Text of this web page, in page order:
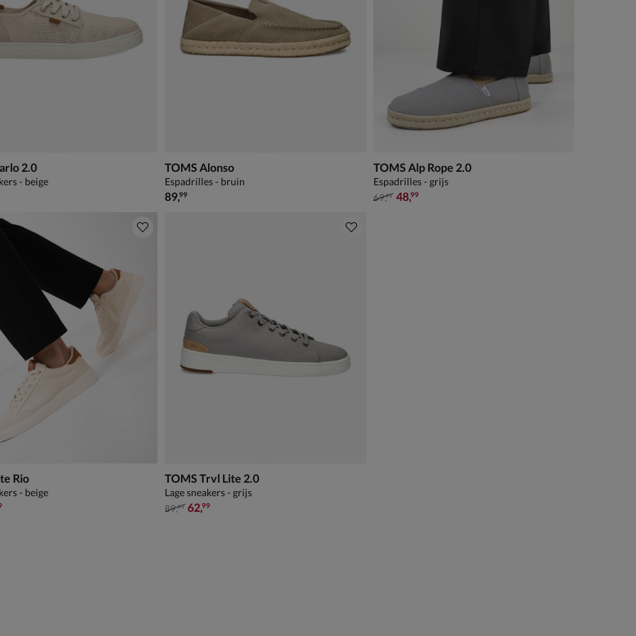
2.0
- beige
TOMS Alonso
Espadrilles - bruin
€ 89,99
89,99
TOMS Alp Rope 2.0
Espadrilles - grijs
van € 69,99 voor € 48,99
69,99 48,99
Rio
- beige
voor € 55,99
TOMS Trvl Lite 2.0
Lage sneakers - grijs
van € 89,99 voor € 62,99
89,99 62,99